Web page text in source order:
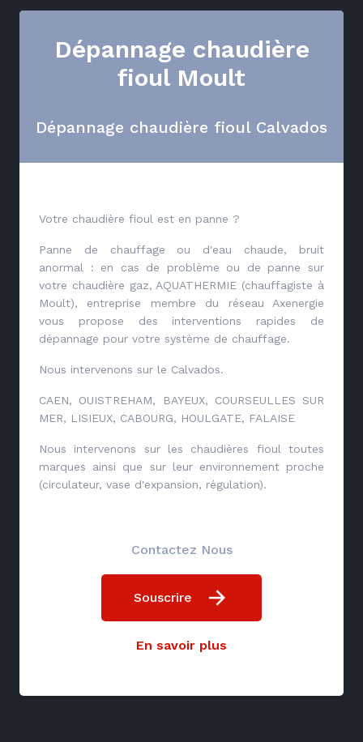
Dépannage chaudière
fioul Moult
Dépannage chaudière fioul Calvados
Votre chaudière fioul est en panne ?
Panne de chauffage ou d'eau chaude, bruit
anormal : en cas de problème ou de panne sur
votre chaudière gaz, AQUATHERMIE (chauffagiste à
Moult), entreprise membre du réseau Axenergie
vous propose des interventions rapides de
dépannage pour votre système de chauffage.
Nous intervenons sur le Calvados.
CAEN, OUISTREHAM, BAYEUX, COURSEULLES SUR
MER, LISIEUX, CABOURG, HOULGATE, FALAISE
Nous intervenons sur les chaudières fioul toutes
marques ainsi que sur leur environnement proche
(circulateur, vase d'expansion, régulation).
Contactez Nous
Souscrire
En savoir plus